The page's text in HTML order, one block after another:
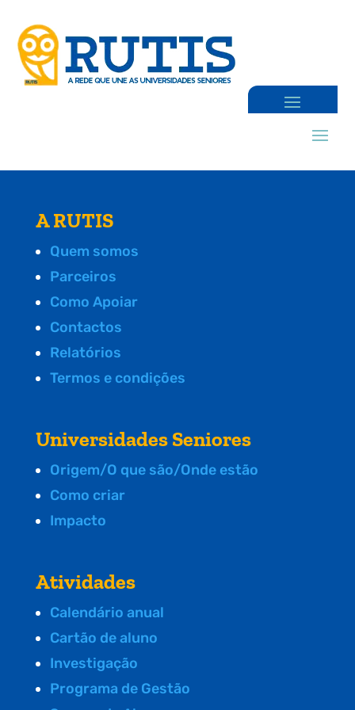
A RUTIS
Quem somos
Parceiros
Como Apoiar
Contactos
Relatórios
Termos e condições
Universidades Seniores
Origem/O que são/Onde estão
Como criar
Impacto
Atividades
Calendário anual
Cartão de aluno
Investigação
Programa de Gestão